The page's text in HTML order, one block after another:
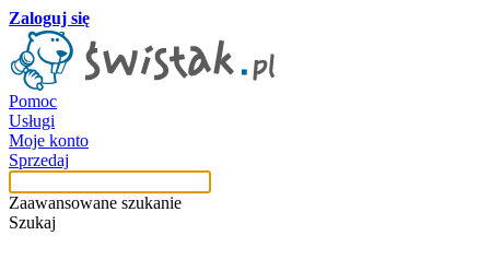
Zaloguj się
Pomoc
Usługi
Moje konto
Sprzedaj
Zaawansowane szukanie
Szukaj